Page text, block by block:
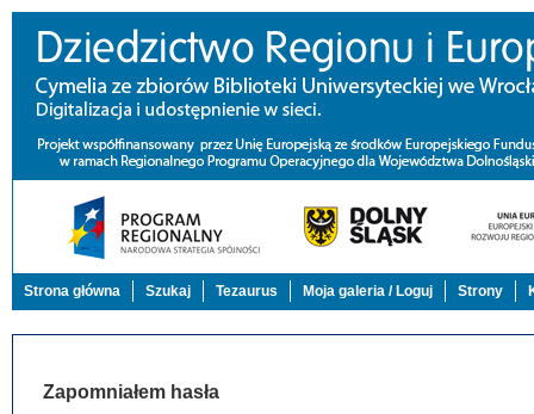
Strona główna Szukaj Tezaurus Moja galeria / Loguj Strony
Zapomniałem hasła